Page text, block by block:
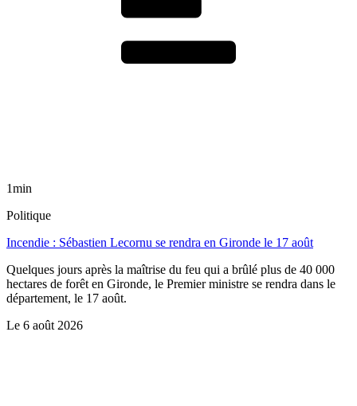
1min
Politique
Incendie : Sébastien Lecornu se rendra en Gironde le 17 août
Quelques jours après la maîtrise du feu qui a brûlé plus de 40 000
hectares de forêt en Gironde, le Premier ministre se rendra dans le
département, le 17 août.
Le 6 août 2026